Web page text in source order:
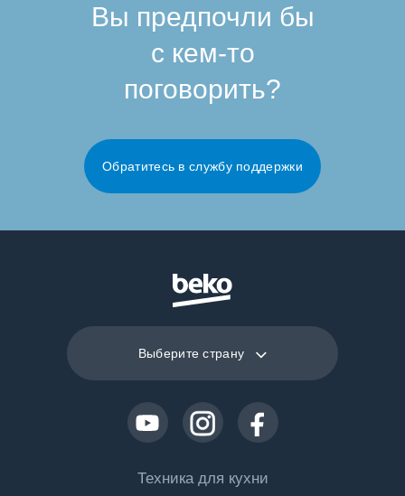
Вы предпочли бы
с кем-то
поговорить?
Обратитесь в службу поддержки
Выберите страну
Техника для кухни